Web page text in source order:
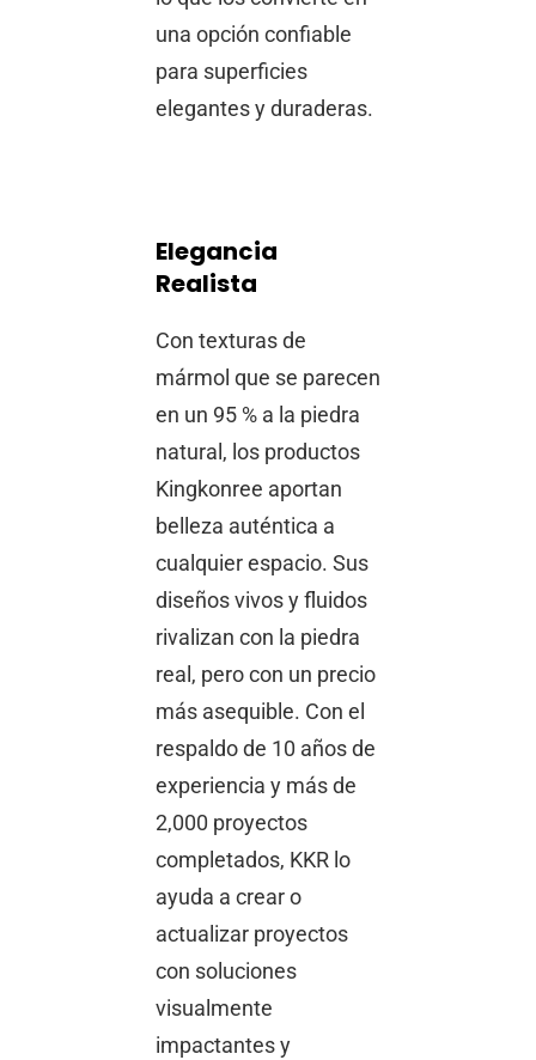
una opción confiable
para superficies
elegantes y duraderas.
Elegancia
Realista
Con texturas de
mármol que se parecen
en un 95 % a la piedra
natural, los productos
Kingkonree aportan
belleza auténtica a
cualquier espacio. Sus
diseños vivos y fluidos
rivalizan con la piedra
real, pero con un precio
más asequible. Con el
respaldo de 10 años de
experiencia y más de
2,000 proyectos
completados, KKR lo
ayuda a crear o
actualizar proyectos
con soluciones
visualmente
impactantes y